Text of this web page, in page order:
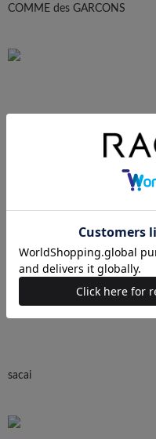
COMME des GARCONS
AURALEE
sacai